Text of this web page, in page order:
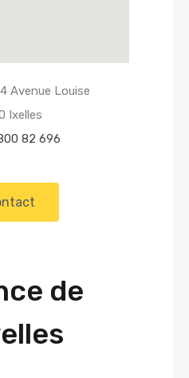
Avenue Louise
Ixelles
82 696
de